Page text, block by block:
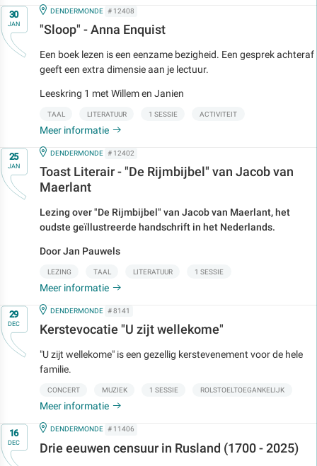
Op30
JAN
IN
DENDERMONDE # 12408
"Sloop" - Anna Enquist
Een boek lezen is een eenzame bezigheid. Een gesprek achteraf
geeft een extra dimensie aan je lectuur.
Leeskring 1 met Willem en Janien
TAAL LITERATUUR 1 SESSIE ACTIVITEIT
Meer informatie
Op25
JAN
IN
DENDERMONDE # 12402
Toast Literair - "De Rijmbijbel" van Jacob van
Maerlant
Lezing over "De Rijmbijbel" van Jacob van Maerlant, het
oudste geïllustreerde handschrift in het Nederlands.
Door Jan Pauwels
LEZING TAAL LITERATUUR 1 SESSIE
Meer informatie
Op29
DEC
IN
DENDERMONDE # 8141
Kerstevocatie "U zijt wellekome"
"U zijt wellekome" is een gezellig kerstevenement voor de hele
familie.
CONCERT MUZIEK 1 SESSIE ROLSTOELTOEGANKELIJK
Meer informatie
Op16
DEC
IN
DENDERMONDE # 11406
Drie eeuwen censuur in Rusland (1700 - 2025)